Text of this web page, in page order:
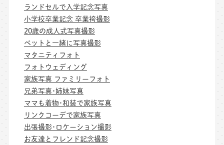
ランドセルで入学記念写真
小学校卒業記念 卒業袴撮影
20歳の成人式写真撮影
ペットと一緒に写真撮影
マタニティフォト
フォトウェディング
家族写真 ファミリーフォト
兄弟写真･姉妹写真
ママも着物･和装で家族写真
リンクコーデで家族写真
出張撮影･ロケーション撮影
お友達とフレンド記念撮影